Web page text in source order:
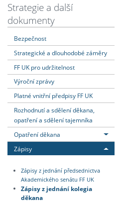
Dozvědět se více
Podat přihlášku
Dozvědět se více
Dozvědět se více
Dozvědět se více
Strategie a další
dokumenty
Bezpečnost
Strategické a dlouhodobé záměry
FF UK pro udržitelnost
Výroční zprávy
Platné vnitřní předpisy FF UK
Rozhodnutí a sdělení děkana,
opatření a sdělení tajemníka
Opatření děkana
Zápisy
Zápisy z jednání předsednictva
Akademického senátu FF UK
Zápisy z jednání kolegia
děkana